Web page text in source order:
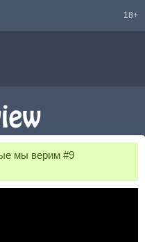
18+
мы верим #9